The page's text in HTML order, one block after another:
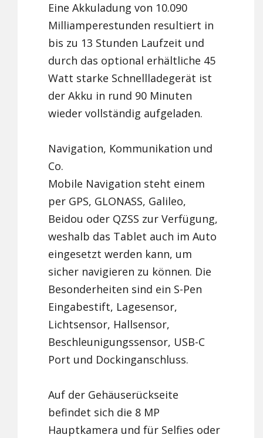
Eine Akkuladung von 10.090
Milliamperestunden resultiert in
bis zu 13 Stunden Laufzeit und
durch das optional erhältliche 45
Watt starke Schnellladegerät ist
der Akku in rund 90 Minuten
wieder vollständig aufgeladen.
Navigation, Kommunikation und
Co.
Mobile Navigation steht einem
per GPS, GLONASS, Galileo,
Beidou oder QZSS zur Verfügung,
weshalb das Tablet auch im Auto
eingesetzt werden kann, um
sicher navigieren zu können. Die
Besonderheiten sind ein S-Pen
Eingabestift, Lagesensor,
Lichtsensor, Hallsensor,
Beschleunigungssensor, USB-C
Port und Dockinganschluss.
Auf der Gehäuserückseite
befindet sich die 8 MP
Hauptkamera und für Selfies oder